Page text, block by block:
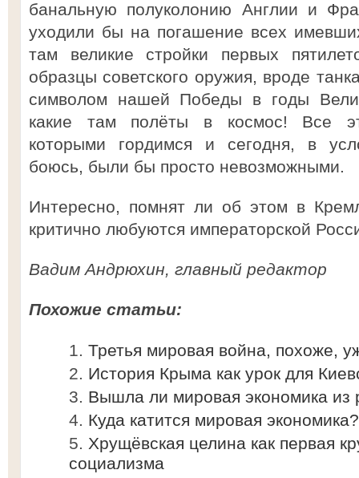
банальную полуколонию Англии и
уходили бы на погашение всех
там великие стройки первых
образцы советского оружия, вроде
символом нашей Победы в годы
какие там полёты в космос! Все
которыми гордимся и сегодня, в
боюсь, были бы просто невозможными.
Интересно, помнят ли об этом в
критично любуются императорской
Вадим Андрюхин, главный редактор
Похожие статьи:
Третья мировая война, похоже,
История Крыма как урок для
Вышла ли мировая экономика из
Куда катится мировая экономика?
Хрущёвская целина как первая
социализма